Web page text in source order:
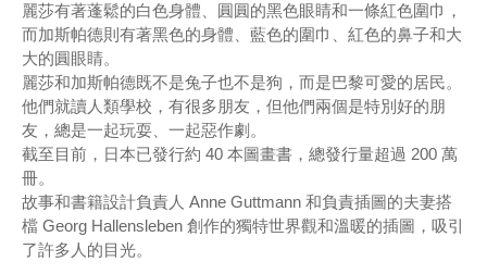
麗莎有著蓬鬆的白色身體、圓圓的黑色眼睛和一條紅色圍巾，
而加斯帕德則有著黑色的身體、藍色的圍巾、紅色的鼻子和大
大的圓眼睛。
麗莎和加斯帕德既不是兔子也不是狗，而是巴黎可愛的居民。
他們就讀人類學校，有很多朋友，但他們兩個是特別好的朋
友，總是一起玩耍、一起惡作劇。
截至目前，日本已發行約 40 本圖畫書，總發行量超過 200 萬
冊。
故事和書籍設計負責人 Anne Guttmann 和負責插圖的夫妻搭
檔 Georg Hallensleben 創作的獨特世界觀和溫暖的插圖，吸引
了許多人的目光。